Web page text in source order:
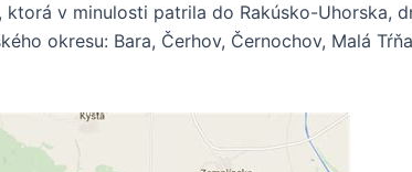
v minulosti patrila do Rakúsko-Uhorska,
okresu: Bara, Čerhov, Černochov, Malá